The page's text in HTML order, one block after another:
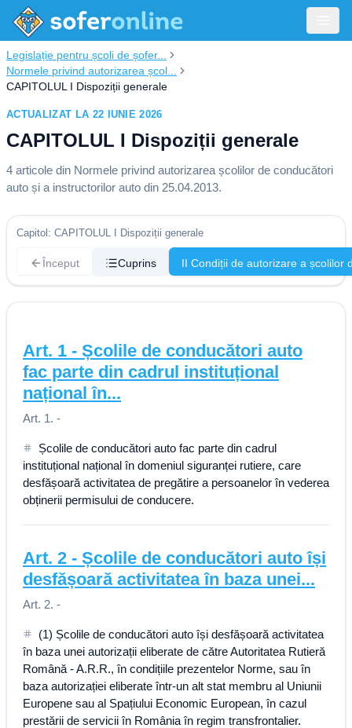
Legislație pentru școli de șofer...
Normele privind autorizarea școl...
CAPITOLUL I Dispoziții generale
ACTUALIZAT LA 22 IUNIE 2026
CAPITOLUL I Dispoziții generale
4 articole din Normele privind autorizarea școlilor de conducători
auto și a instructorilor auto din 25.04.2013.
Capitol: CAPITOLUL I Dispoziții generale
Început Cuprins II Condiții de autorizare a școlilor
Art. 1 - Școlile de conducători auto
fac parte din cadrul instituțional
național în...
Art. 1. -
Școlile de conducători auto fac parte din cadrul
instituțional național în domeniul siguranței rutiere, care
desfășoară activitatea de pregătire a persoanelor în vederea
obținerii permisului de conducere.
Art. 2 - Școlile de conducători auto își
desfășoară activitatea în baza unei...
Art. 2. -
(1) Școlile de conducători auto își desfășoară activitatea
în baza unei autorizații eliberate de către Autoritatea Rutieră
Română - A.R.R., în condițiile prezentelor Norme, sau în
baza autorizației eliberate într-un alt stat membru al Uniunii
Europene sau al Spațiului Economic European, în cazul
prestării de servicii în România în regim transfrontalier.